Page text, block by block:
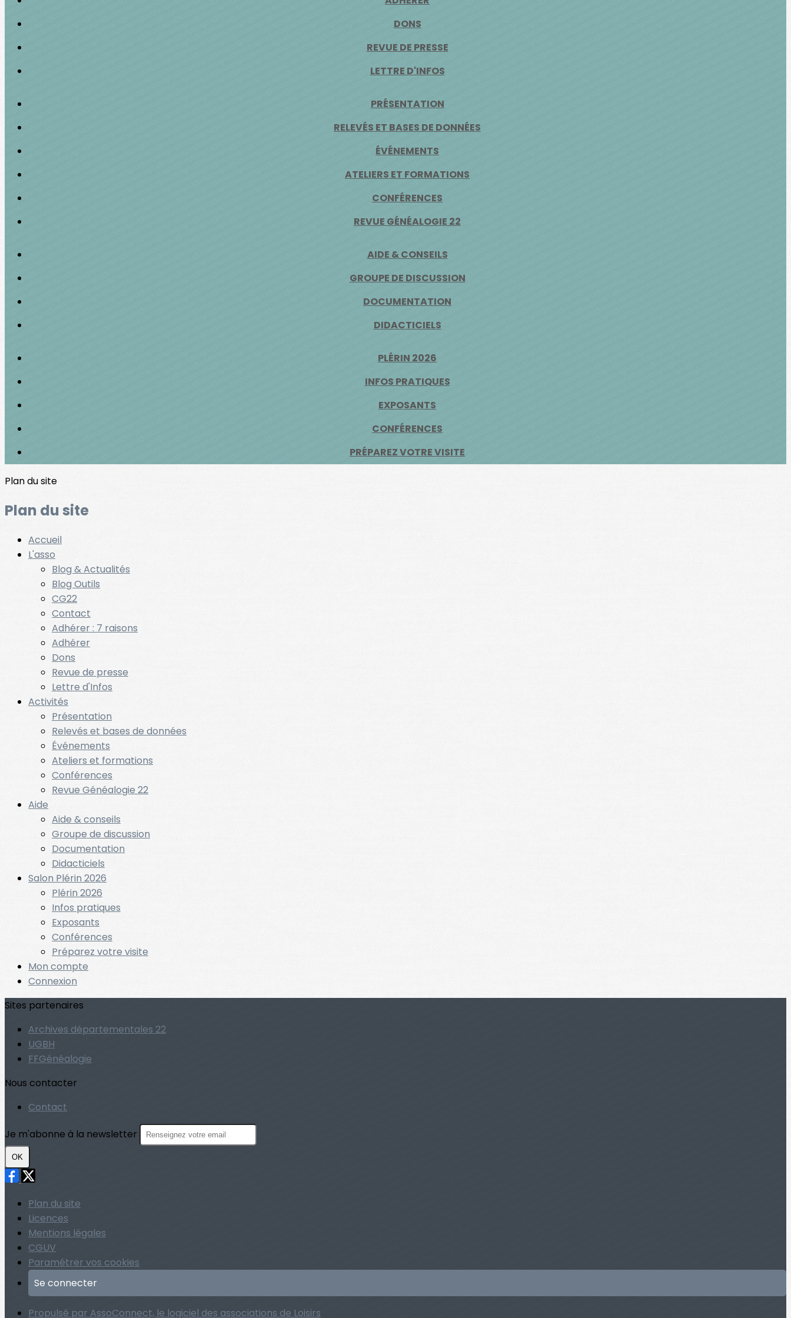
DONS
REVUE DE PRESSE
LETTRE D'INFOS
PRÉSENTATION
RELEVÉS ET BASES DE DONNÉES
ÉVÉNEMENTS
ATELIERS ET FORMATIONS
CONFÉRENCES
REVUE GÉNÉALOGIE 22
AIDE & CONSEILS
GROUPE DE DISCUSSION
DOCUMENTATION
DIDACTICIELS
PLÉRIN 2026
INFOS PRATIQUES
EXPOSANTS
CONFÉRENCES
PRÉPAREZ VOTRE VISITE
Plan du site
Plan du site
Accueil
L'asso
Blog & Actualités
Blog Outils
CG22
Contact
Adhérer : 7 raisons
Adhérer
Dons
Revue de presse
Lettre d'Infos
Activités
Présentation
Relevés et bases de données
Événements
Ateliers et formations
Conférences
Revue Généalogie 22
Aide
Aide & conseils
Groupe de discussion
Documentation
Didacticiels
Salon Plérin 2026
Plérin 2026
Infos pratiques
Exposants
Conférences
Préparez votre visite
Mon compte
Connexion
Sites partenaires
Archives départementales 22
UGBH
FFGénéalogie
Nous contacter
Contact
Je m'abonne à la newsletter
OK
Plan du site
Licences
Mentions légales
CGUV
Paramétrer vos cookies
Se connecter
Propulsé par AssoConnect, le logiciel des associations de Loisirs